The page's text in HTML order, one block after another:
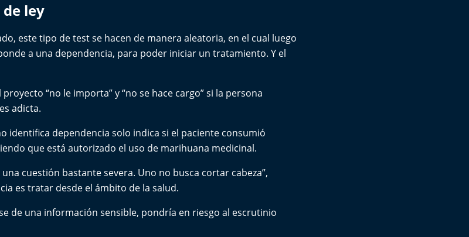
ley
este tipo de test se hacen de manera aleatoria, en el cual luego
a una dependencia, para poder iniciar un tratamiento. Y el
“no le importa” y “no se hace cargo” si la persona
adicta.
identifica dependencia solo indica si el paciente consumió
que está autorizado el uso de marihuana medicinal.
cuestión bastante severa. Uno no busca cortar cabeza”,
es tratar desde el ámbito de la salud.
de una información sensible, pondría en riesgo al escrutinio